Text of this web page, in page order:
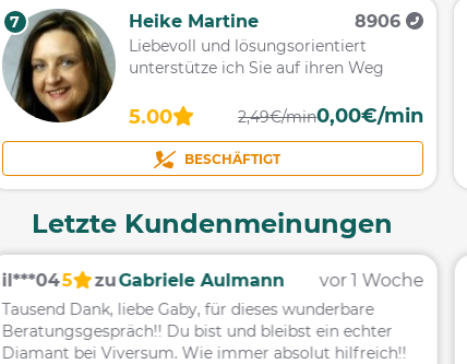
Letzte Kundenmeinungen
il***045 zuGabriele Aulmann vor 1 Woche
Tausend Dank, liebe Gaby, für dieses wunderbare
Beratungsgespräch!! Du bist und bleibst ein echter
Diamant bei Viversum. Wie immer absolut hilfreich!!
7 Heike Martine 8906
Liebevoll und lösungsorientiert
unterstütze ich Sie auf ihren Weg
5.00 2,49€/min0,00€/min
BESCHÄFTIGT